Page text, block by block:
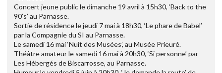
Concert jeune public le dimanche 19 avril à 15h30, ‘Back to the
90’s’ au Parnasse.
Sortie de résidence le jeudi 7 mai à 18h30, ‘Le phare de Babel’
par la Compagnie du SI au Parnasse.
Le samedi 16 mai ‘Nuit des Musées’, au Musée Prieuré.
Théâtre amateur le samedi 16 mai à 20h30, ‘Si personne’ par
Les Hébergés de Biscarrosse, au Parnasse.